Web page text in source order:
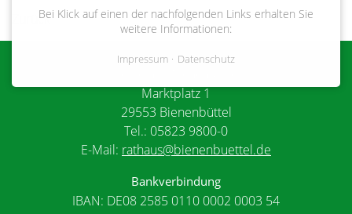
Zurück
Marktplatz 1
29553 Bienenbüttel
Tel.: 05823 9800-0
E-Mail: rathaus@bienenbuettel.de
Bankverbindung
IBAN: DE08 2585 0110 0002 0003 54
Bei Klick auf einen der nachfolgenden Links erhalten Sie
weitere Informationen:
Impressum Datenschutz